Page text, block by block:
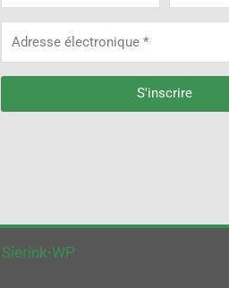
famille
Adresse
S'inscrire
Sierink-WP